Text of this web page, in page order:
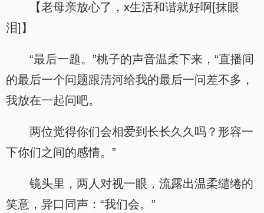
【老母亲放心了，x生活和谐就好啊[抹眼
泪]】
“最后一题。”桃子的声音温柔下来，“直播间
的最后一个问题跟清河给我的最后一问差不多，
我放在一起问吧。
两位觉得你们会相爱到长长久久吗？形容一
下你们之间的感情。”
镜头里，两人对视一眼，流露出温柔缱绻的
笑意，异口同声：“我们会。”